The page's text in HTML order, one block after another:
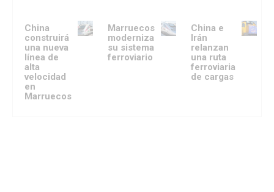
China
construirá
una nueva
línea de
alta
velocidad
en
Marruecos
Marruecos
moderniza
su sistema
ferroviario
China e
Irán
relanzan
una ruta
ferroviaria
de cargas